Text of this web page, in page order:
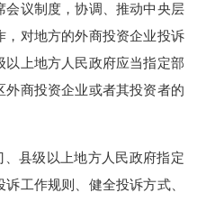
会议制度，协调、推动中央层
，对地方的外商投资企业投诉
以上地方人民政府应当指定部
外商投资企业或者其投资者的
、县级以上地方人民政府指定
工作规则、健全投诉方式、